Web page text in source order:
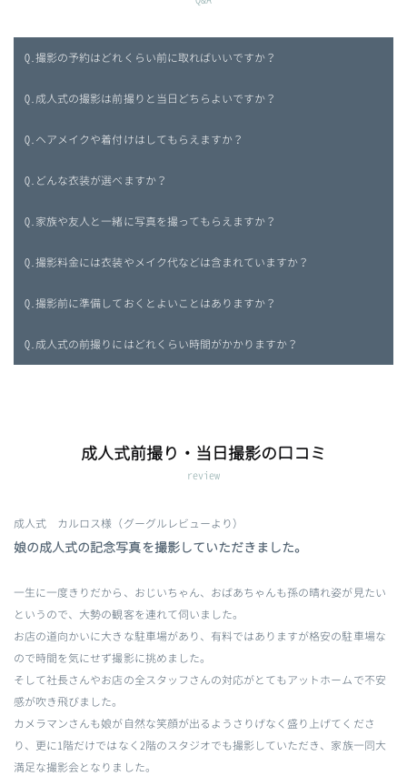
Q.撮影の予約はどれくらい前に取ればいいですか？
Q.成人式の撮影は前撮りと当日どちらよいですか？
Q.ヘアメイクや着付けはしてもらえますか？
Q.どんな衣装が選べますか？
Q.家族や友人と一緒に写真を撮ってもらえますか？
Q.撮影料金には衣装やメイク代などは含まれていますか？
Q.撮影前に準備しておくとよいことはありますか？
Q.成人式の前撮りにはどれくらい時間がかかりますか？
成人式前撮り・当日撮影の口コミ
review
成人式 カルロス様（グーグルレビューより）
娘の成人式の記念写真を撮影していただきました。
一生に一度きりだから、おじいちゃん、おばあちゃんも孫の晴れ姿が見たい
というので、大勢の観客を連れて伺いました。
お店の道向かいに大きな駐車場があり、有料ではありますが格安の駐車場な
ので時間を気にせず撮影に挑めました。
そして社長さんやお店の全スタッフさんの対応がとてもアットホームで不安
感が吹き飛びました。
カメラマンさんも娘が自然な笑顔が出るようさりげなく盛り上げてくださ
り、更に1階だけではなく2階のスタジオでも撮影していただき、家族一同大
満足な撮影会となりました。